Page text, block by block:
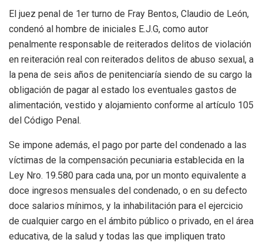
El juez penal de 1er turno de Fray Bentos, Claudio de León,
condenó al hombre de iniciales E.J.G, como autor
penalmente responsable de reiterados delitos de violación
en reiteración real con reiterados delitos de abuso sexual, a
la pena de seis años de penitenciaría siendo de su cargo la
obligación de pagar al estado los eventuales gastos de
alimentación, vestido y alojamiento conforme al artículo 105
del Código Penal.
Se impone además, el pago por parte del condenado a las
víctimas de la compensación pecuniaria establecida en la
Ley Nro. 19.580 para cada una, por un monto equivalente a
doce ingresos mensuales del condenado, o en su defecto
doce salarios mínimos, y la inhabilitación para el ejercicio
de cualquier cargo en el ámbito público o privado, en el área
educativa, de la salud y todas las que impliquen trato